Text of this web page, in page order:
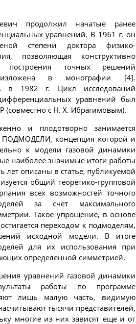
продолжил начатые ранее
уравнений. В 1961 г. он
степени доктора физико-
позволяющая конструктивно
построения точных решений
в монографии [4].
1982 г. Цикл исследований
уравнений был
(совместно с Н. Х. Ибрагимовым).
и плодотворно занимается
ПОДМОДЕЛИ, концепция которой и
к модели газовой динамики
наиболее значимые итоги работы
лет описаны в статье, публикуемой
общий теоретико-групповой
всех возможностей точного
за счет максимального
Такое упрощение, в основе
переходом к подмоделям,
исходной модели. В итоге
для их использования при
определенной симметрией.
уравнений газовой динамики
работы по программе
лишь малую часть, видимую
тысячи представителей,
многие из них зависят еще и от